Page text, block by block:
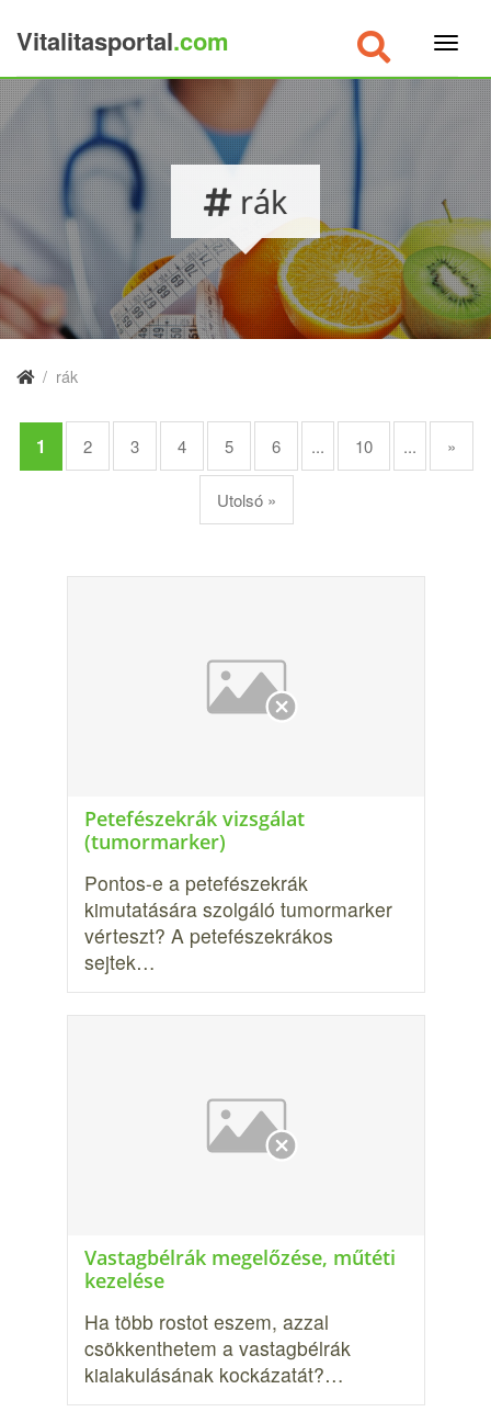
Vitalitasportal.com
rák
/ rák
1 2 3 4 5 6 ... 10 ... »
Utolsó »
Petefészekrák vizsgálat
(tumormarker)
Pontos-e a petefészekrák
kimutatására szolgáló tumormarker
vérteszt? A petefészekrákos
sejtek…
Vastagbélrák megelőzése, műtéti
kezelése
Ha több rostot eszem, azzal
csökkenthetem a vastagbélrák
kialakulásának kockázatát?…
×